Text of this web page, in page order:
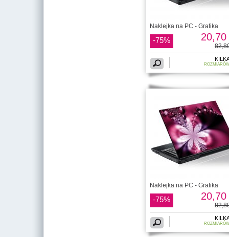
Naklejka na PC - Grafika
-75% 20,70
Naklejka na PC - Grafika
-75% 20,70